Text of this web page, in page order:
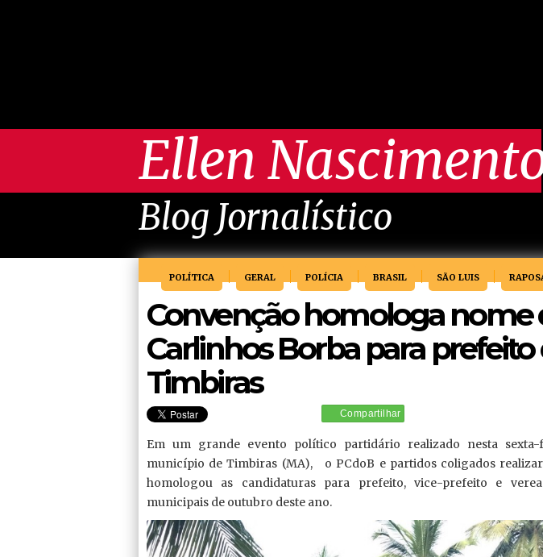
Ellen
Blog Jornalístico
POLÍTICA GERAL POLÍCIA BRASIL SÃO LUIS
Convenção homologa nome
Carlinhos Borba para prefeito
Timbiras
Compartilhar
Em um grande evento político partidário realizado nesta
município de Timbiras (MA), o PCdoB e partidos coligados
homologou as candidaturas para prefeito, vice-prefeito e
municipais de outubro deste ano.